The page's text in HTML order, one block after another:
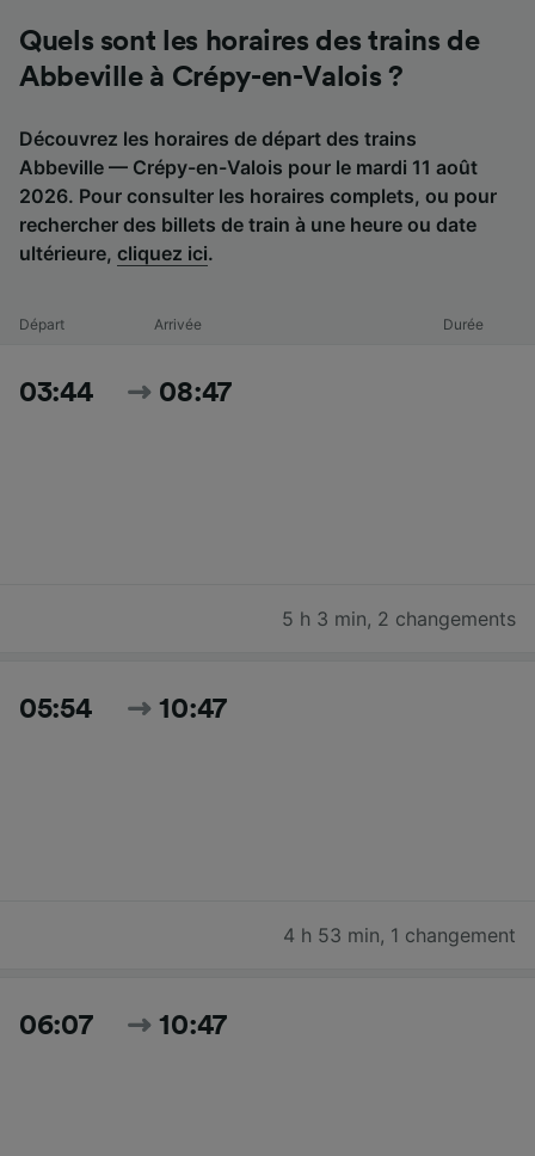
Quels sont les horaires des trains de
Abbeville à Crépy-en-Valois ?
Découvrez les horaires de départ des trains
Abbeville — Crépy-en-Valois pour le mardi 11 août
2026. Pour consulter les horaires complets, ou pour
rechercher des billets de train à une heure ou date
ultérieure, cliquez ici.
Départ Arrivée Durée
03:44 08:47
5 h 3 min, 2 changements
05:54 10:47
4 h 53 min, 1 changement
06:07 10:47